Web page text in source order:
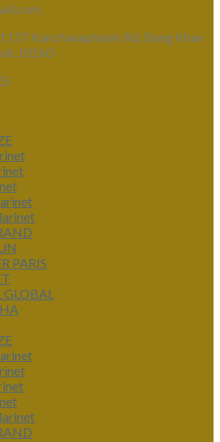
Kanchanaphisek Rd, Bang Khae
10160
PARIS
GLOBAL